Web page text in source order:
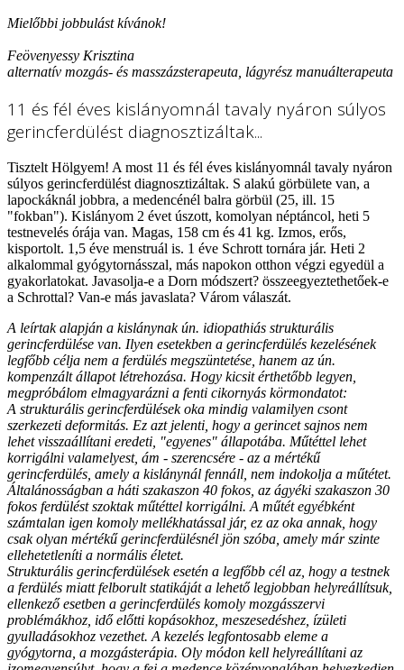
Mielőbbi jobbulást kívánok!
Feövenyessy Krisztina
alternatív mozgás- és masszázsterapeuta, lágyrész manuálterapeuta
11 és fél éves kislányomnál tavaly nyáron súlyos
gerincferdülést diagnosztizáltak...
Tisztelt Hölgyem! A most 11 és fél éves kislányomnál tavaly nyáron
súlyos gerincferdülést diagnosztizáltak. S alakú görbülete van, a
lapockáknál jobbra, a medencénél balra görbül (25, ill. 15
"fokban"). Kislányom 2 évet úszott, komolyan néptáncol, heti 5
testnevelés órája van. Magas, 158 cm és 41 kg. Izmos, erős,
kisportolt. 1,5 éve menstruál is. 1 éve Schrott tornára jár. Heti 2
alkalommal gyógytornásszal, más napokon otthon végzi egyedül a
gyakorlatokat. Javasolja-e a Dorn módszert? összeegyeztethetőek-e
a Schrottal? Van-e más javaslata? Várom válaszát.
A leírtak alapján a kislánynak ún. idiopathiás strukturális
gerincferdülése van. Ilyen esetekben a gerincferdülés kezelésének
legfőbb célja nem a ferdülés megszüntetése, hanem az ún.
kompenzált állapot létrehozása. Hogy kicsit érthetőbb legyen,
megpróbálom elmagyarázni a fenti cikornyás körmondatot:
A strukturális gerincferdülések oka mindig valamilyen csont
szerkezeti deformitás. Ez azt jelenti, hogy a gerincet sajnos nem
lehet visszaállítani eredeti, "egyenes" állapotába. Műtéttel lehet
korrigálni valamelyest, ám - szerencsére - az a mértékű
gerincferdülés, amely a kislánynál fennáll, nem indokolja a műtétet.
Általánosságban a háti szakaszon 40 fokos, az ágyéki szakaszon 30
fokos ferdülést szoktak műtéttel korrigálni. A műtét egyébként
számtalan igen komoly mellékhatással jár, ez az oka annak, hogy
csak olyan mértékű gerincferdülésnél jön szóba, amely már szinte
ellehetetleníti a normális életet.
Strukturális gerincferdülések esetén a legfőbb cél az, hogy a testnek
a ferdülés miatt felborult statikáját a lehető legjobban helyreállítsuk,
ellenkező esetben a gerincferdülés komoly mozgásszervi
problémákhoz, idő előtti kopásokhoz, meszesedéshez, ízületi
gyulladásokhoz vezethet. A kezelés legfontosabb eleme a
gyógytorna, a mozgásterápia. Oly módon kell helyreállítani az